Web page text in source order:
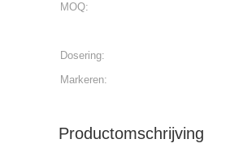
MOQ:
Dosering:
Markeren:
Productomschrijving